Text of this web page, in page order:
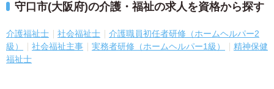
守口市(大阪府)の介護・福祉の求人を資格から探す
介護福祉士 社会福祉士
介護職員初任者研修（ホームヘルパー2
級）
社会福祉主事 実務者研修（ホームヘルパー1級）
精神保健
福祉士